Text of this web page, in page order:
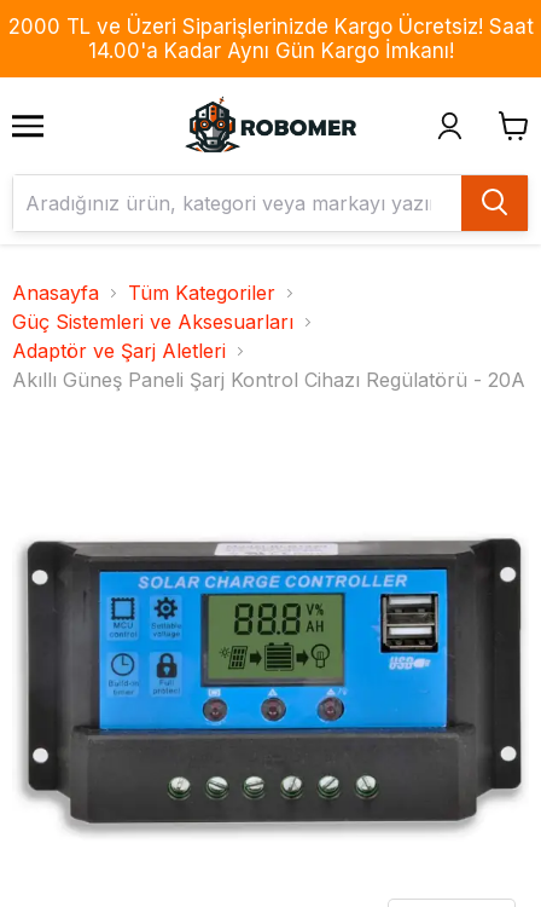
2000 TL ve Üzeri Siparişlerinizde Kargo Ücretsiz! Saat
14.00'a Kadar Aynı Gün Kargo İmkanı!
Anasayfa
Tüm Kategoriler
Güç Sistemleri ve Aksesuarları
Adaptör ve Şarj Aletleri
Akıllı Güneş Paneli Şarj Kontrol Cihazı Regülatörü - 20A